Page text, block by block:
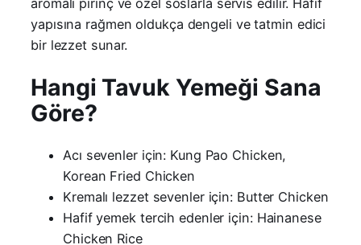
yapısına rağmen oldukça dengeli ve tatmin edici
bir lezzet sunar.
Hangi Tavuk Yemeği Sana
Göre?
Acı sevenler için: Kung Pao Chicken,
Korean Fried Chicken
Kremalı lezzet sevenler için: Butter Chicken
Hafif yemek tercih edenler için: Hainanese
Chicken Rice